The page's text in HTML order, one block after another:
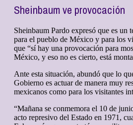
Sheinbaum ve provocación
Sheinbaum Pardo expresó que es un
para el pueblo de México y para los
que “sí hay una provocación para
México, y eso no es cierto, está
Ante esta situación, abundó que lo
Gobierno es actuar de manera muy
mexicanos como para los visitantes
“Mañana se conmemora el 10 de
acto represivo del Estado en 1971,